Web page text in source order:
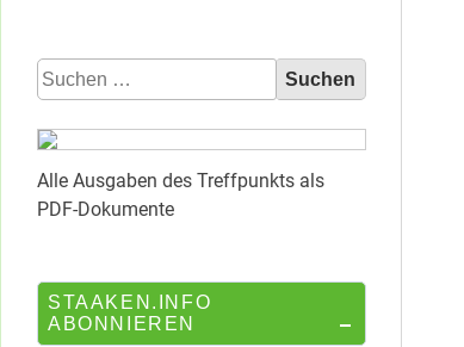
Suchen
nach:
Alle Ausgaben des Treffpunkts als
PDF-Dokumente
STAAKEN.INFO
ABONNIEREN